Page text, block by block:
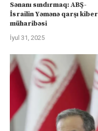
Sənanı sındırmaq: ABŞ-
İsrailin Yəmənə qarşı kiber
müharibəsi
İyul 31, 2025